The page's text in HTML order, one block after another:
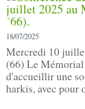
18/07/2025
Mercredi 10
(66) Le Mémorial
d'accueillir une
harkis, avec pour